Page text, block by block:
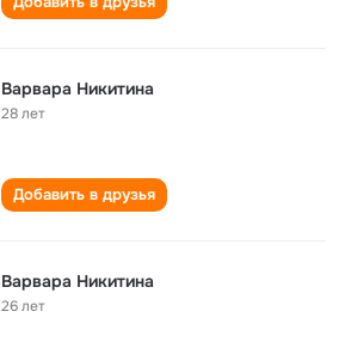
Варвара Никитина
28 лет
Добавить в друзья
Варвара Никитина
26 лет